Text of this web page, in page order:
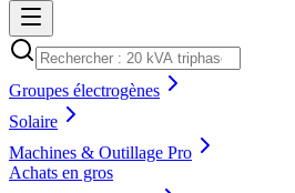
Groupes électrogènes
Solaire
Machines & Outillage Pro
Achats en gros